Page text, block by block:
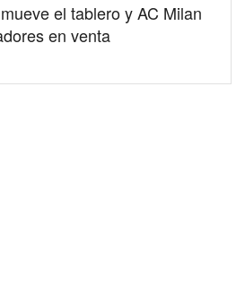
el tablero y AC Milan
en venta